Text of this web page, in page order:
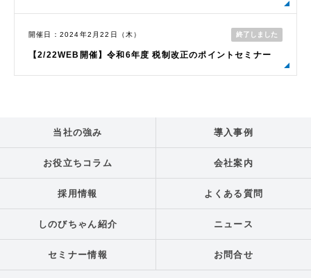
開催日：2024年2月22日（木） 終了しました
【2/22WEB開催】令和6年度 税制改正のポイントセミナー
当社の強み 導入事例
お役立ちコラム 会社案内
採用情報 よくある質問
しのびちゃん紹介 ニュース
セミナー情報 お問合せ